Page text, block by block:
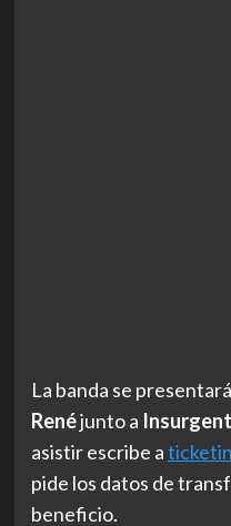
La banda se
Renéjunto a
asistir escribe a
pide los datos de
beneficio.